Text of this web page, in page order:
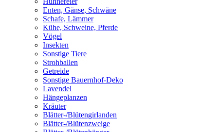
Enten, Gänse, Schwäne
Schafe, Lämmer
Kühe, Schweine, Pferde
Vögel
Insekten
Sonstige Tiere
Strohballen
Getreide
Sonstige Bauernhof-Deko
Lavendel
Hängeplanzen
Kräuter
Blätter-/Blütengirlanden
Blätter-/Blütenzweige